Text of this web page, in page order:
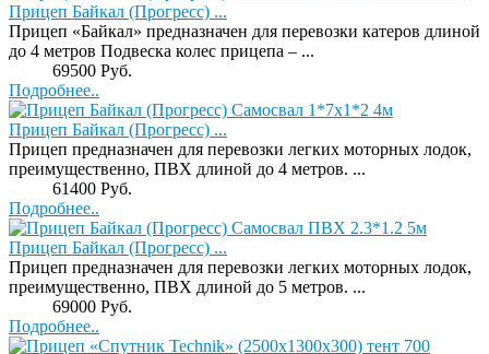
Прицеп Байкал (Прогресс) ...
Прицеп «Байкал» предназначен для перевозки катеров длиной
до 4 метров Подвеска колес прицепа – ...
69500 Руб.
Подробнее..
Прицеп Байкал (Прогресс) ...
Прицеп предназначен для перевозки легких моторных лодок,
преимущественно, ПВХ длиной до 4 метров. ...
61400 Руб.
Подробнее..
Прицеп Байкал (Прогресс) ...
Прицеп предназначен для перевозки легких моторных лодок,
преимущественно, ПВХ длиной до 5 метров. ...
69000 Руб.
Подробнее..